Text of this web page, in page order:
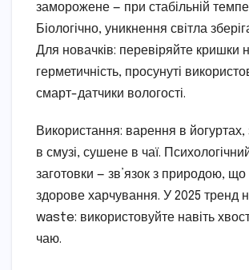
заморожене — при стабільній
Біологічно, уникнення світла
Для новачків: перевіряйте кришки
герметичність, просунуті
смарт-датчики вологості.
Використання: варення в
в смузі, сушене в чаї.
заготовки — зв’язок з природою,
здорове харчування. У 2025 тренд
waste: використовуйте навіть
чаю.